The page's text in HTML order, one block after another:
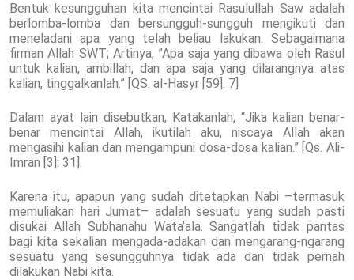
Bentuk kesungguhan kita mencintai Rasulullah Saw adalah
berlomba-lomba dan bersungguh-sungguh mengikuti dan
meneladani apa yang telah beliau lakukan. Sebagaimana
firman Allah SWT; Artinya, ”Apa saja yang dibawa oleh Rasul
untuk kalian, ambillah, dan apa saja yang dilarangnya atas
kalian, tinggalkanlah.” [QS. al-Hasyr [59]: 7]
Dalam ayat lain disebutkan, Katakanlah, “Jika kalian benar-
benar mencintai Allah, ikutilah aku, niscaya Allah akan
mengasihi kalian dan mengampuni dosa-dosa kalian.” [Qs. Ali-
Imran [3]: 31].
Karena itu, apapun yang sudah ditetapkan Nabi –termasuk
memuliakan hari Jumat– adalah sesuatu yang sudah pasti
disukai Allah Subhanahu Wata’ala. Sangatlah tidak pantas
bagi kita sekalian mengada-adakan dan mengarang-ngarang
sesuatu yang sesungguhnya tidak ada dan tidak pernah
dilakukan Nabi kita.